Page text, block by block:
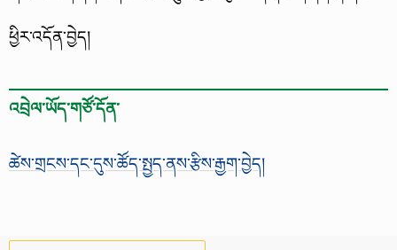
ཕྱིར་འདོན་བྱེད།
འབྲེལ་ཡོད་གཙོ་དོན་
ཚེས་གྲངས་དང་དུས་ཚོད་སྤྱད་ནས་རྩིས་རྒྱག་བྱེད།